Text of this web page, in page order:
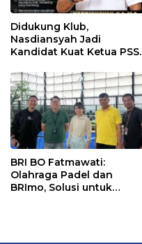
Didukung Klub,
Nasdiansyah Jadi
Kandidat Kuat Ketua PSSI
BRI BO Fatmawati:
Olahraga Padel dan
BRImo, Solusi untuk